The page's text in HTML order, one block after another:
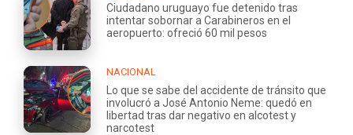
Ciudadano uruguayo fue detenido tras
intentar sobornar a Carabineros en el
aeropuerto: ofreció 60 mil pesos
NACIONAL
Lo que se sabe del accidente de tránsito que
involucró a José Antonio Neme: quedó en
libertad tras dar negativo en alcotest y
narcotest